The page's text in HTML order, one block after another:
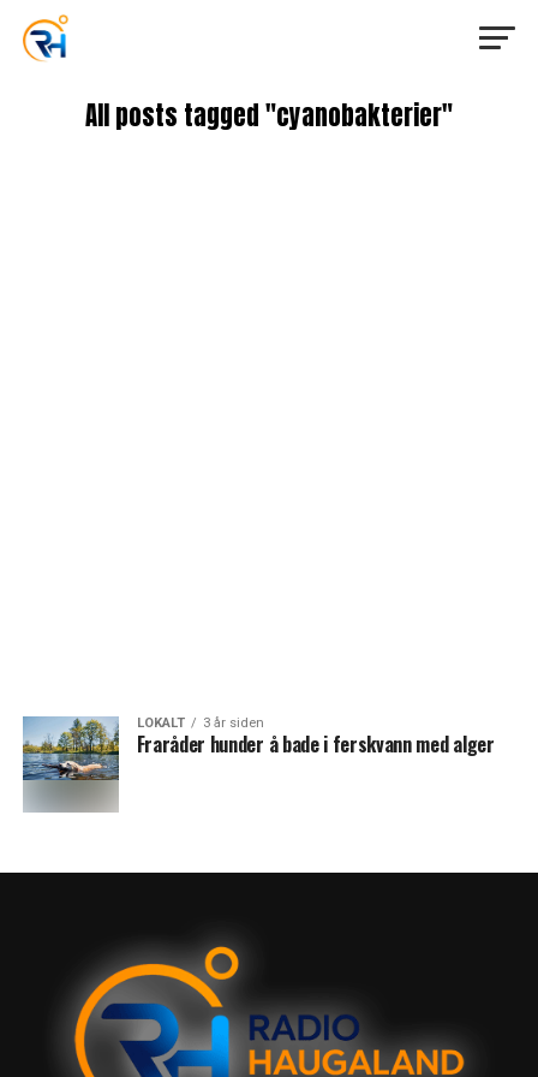
All posts tagged "cyanobakterier"
LOKALT 3 år siden
Fraråder hunder å bade i ferskvann med alger